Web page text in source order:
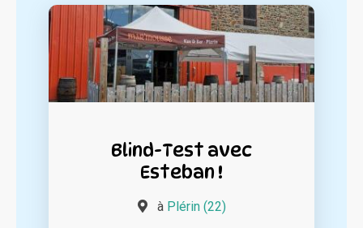
Blind-Test avec
Esteban !
à Plérin (22)